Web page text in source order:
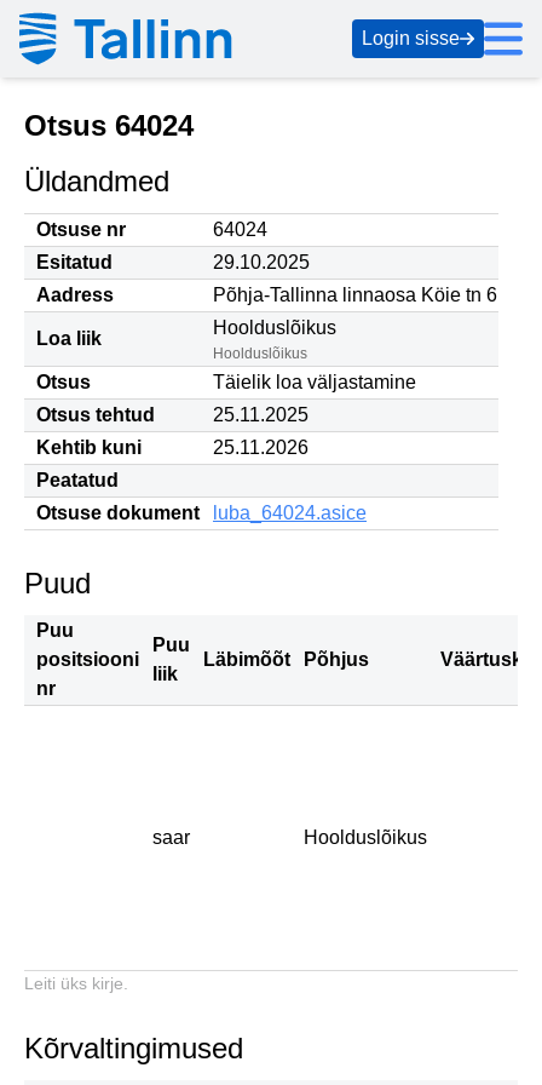
Login sisse
Otsus 64024
Üldandmed
Otsuse nr
64024
Esitatud
29.10.2025
Aadress
Põhja-Tallinna linnaosa Köie tn 6
Loa liik
Hoolduslõikus
Hoolduslõikus
Otsus
Täielik loa väljastamine
Otsus tehtud
25.11.2025
Kehtib kuni
25.11.2026
Peatatud
Otsuse dokument
luba_64024.asice
Puud
Puu
positsiooni
nr
Puu
liik
Läbimõõt Põhjus
saar Hoolduslõikus
Leiti üks kirje.
Kõrvaltingimused